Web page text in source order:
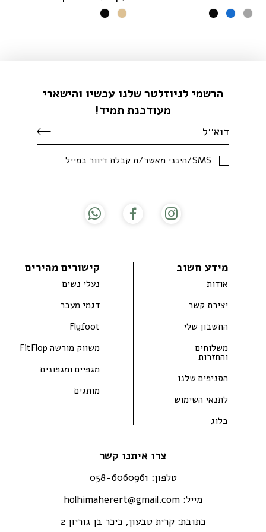
מידע חשוב
אודות
יצירת קשר
החשבון שלי
משלוחים
והחזרות
הסניפים שלנו
לתנאי השימוש
בלוג
קישורים מהירים
נעלי נשים
דגמי מעבר
Flyfoot
משווק מורשה FitFlop
מגפיים ומגפונים
מותגים
צרו איתנו קשר
טלפון: 058-6060961
מייל: holhimaherert@gmail.com
כתובת: קרית טבעון, כיכר בן גוריון 2
הרשמי לניוזלטר שלנו עכשיו והישארי
מעודכנת תמיד!
SMS/הינני מאשר/ת קבלת דיוור במייל